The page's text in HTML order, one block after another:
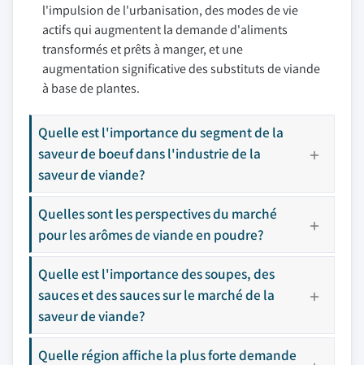
l'impulsion de l'urbanisation, des modes de vie
actifs qui augmentent la demande d'aliments
transformés et prêts à manger, et une
augmentation significative des substituts de viande
à base de plantes.
Quelle est l'importance du segment de la
saveur de boeuf dans l'industrie de la
saveur de viande?
Quelles sont les perspectives du marché
pour les arômes de viande en poudre?
Quelle est l'importance des soupes, des
sauces et des sauces sur le marché de la
saveur de viande?
Quelle région affiche la plus forte demande